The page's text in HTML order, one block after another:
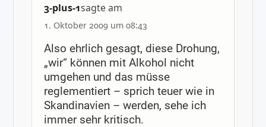
3-plus-1sagte am
1. Oktober 2009 um 08:43
Also ehrlich gesagt, diese Drohung,
„wir“ können mit Alkohol nicht
umgehen und das müsse
reglementiert – sprich teuer wie in
Skandinavien – werden, sehe ich
immer sehr kritisch.